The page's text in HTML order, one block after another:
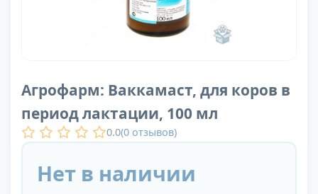
Агрофарм: Ваккамаст, для коров в
период лактации, 100 мл
0.0(0 отзывов)
Нет в наличии